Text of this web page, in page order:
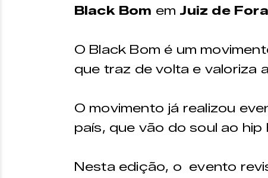
Black Bom em Juiz de
O Black Bom é um
que traz de volta e valoriza a
O movimento já realizou
país, que vão do soul ao
Nesta edição, o evento